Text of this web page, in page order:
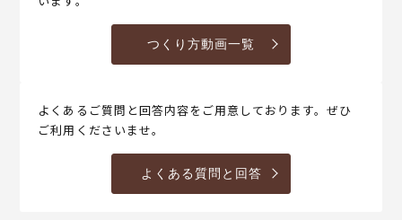
つくり方動画一覧
よくあるご質問と回答内容をご用意しております。ぜひ
ご利用くださいませ。
よくある質問と回答